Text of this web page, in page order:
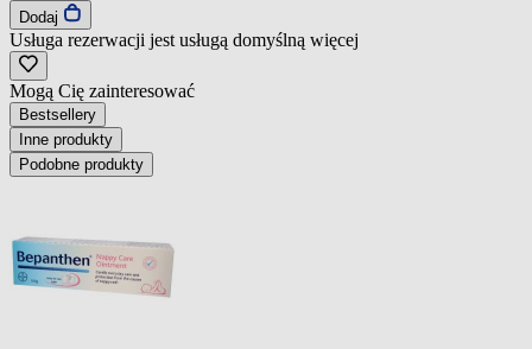
Dodaj
Usługa rezerwacji jest usługą domyślną więcej
Mogą Cię zainteresować
Bestsellery
Inne produkty
Podobne produkty